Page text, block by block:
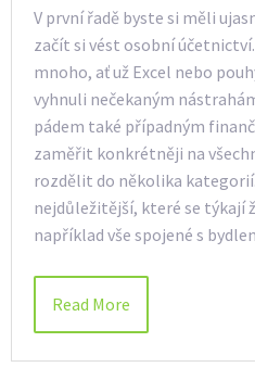
V první řadě byste si měli
začít si vést osobní
mnoho, ať už Excel nebo
vyhnuli nečekaným
pádem také případným
zaměřit konkrétněji na
rozdělit do několika
nejdůležitější, které se týkají
například vše spojené s
Read More